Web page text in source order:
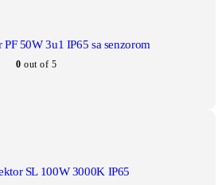
50W 3u1 IP65 sa senzorom
0 out of 5
SL 100W 3000K IP65